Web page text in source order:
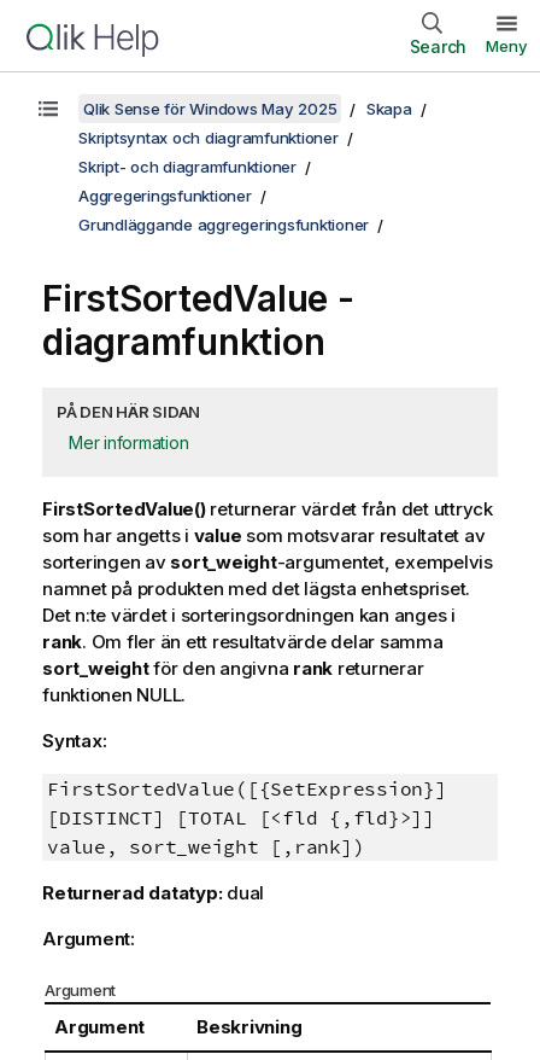
Search Meny
Qlik Sense för Windows May 2025
Skapa
Skriptsyntax och diagramfunktioner
Skript- och diagramfunktioner
Aggregeringsfunktioner
Grundläggande aggregeringsfunktioner
FirstSortedValue -
diagramfunktion
PÅ DEN HÄR SIDAN
Mer information
FirstSortedValue()returnerar värdet från det uttryck
som har angetts i value som motsvarar resultatet av
sorteringen av sort_weight-argumentet, exempelvis
namnet på produkten med det lägsta enhetspriset.
Det n:te värdet i sorteringsordningen kan anges i
rank. Om fler än ett resultatvärde delar samma
sort_weightför den angivna rank returnerar
funktionen NULL.
Syntax:
FirstSortedValue([{SetExpression}]
[DISTINCT] [TOTAL [<fld {,fld}>]]
value, sort_weight [,rank])
Returnerad datatyp: dual
Argument:
Argument
Argument Beskrivning